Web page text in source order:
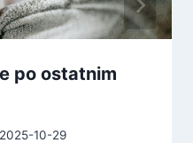
po ostatnim
2025-10-29